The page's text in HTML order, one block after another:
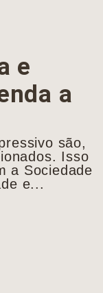
e
a
são,
Isso
a Sociedade
e...